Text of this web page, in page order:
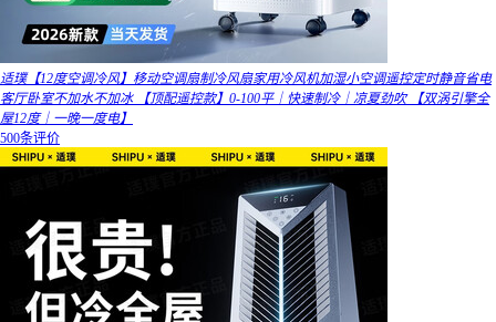
适璞【12度空调冷风】移动空调扇制冷风扇家用冷风机加湿小空调遥控定时静音省电
客厅卧室不加水不加冰 【顶配遥控款】0-100平｜快速制冷｜凉夏劲吹 【双涡引擎全
屋12度｜一晚一度电】
500条评价